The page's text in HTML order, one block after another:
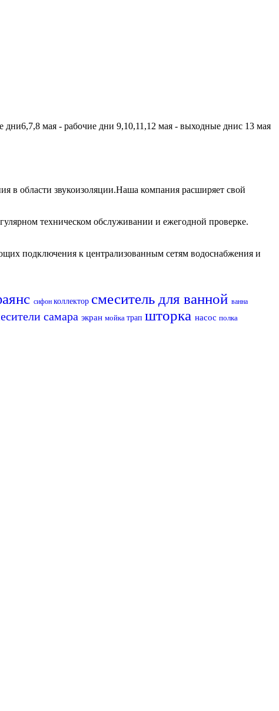
мая - рабочие дни 9,10,11,12 мая - выходные днис 13 мая
в области звукоизоляции.Наша компания расширяет свой
техническом обслуживании и ежегодной проверке.
подключения к централизованным сетям водоснабжения и
сифон коллектор смеситель для ванной ванна
самара экран мойка трап шторка насос полка